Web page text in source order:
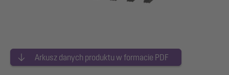
Arkusz danych produktu w formacie PDF